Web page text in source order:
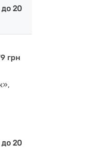
20
грн
20